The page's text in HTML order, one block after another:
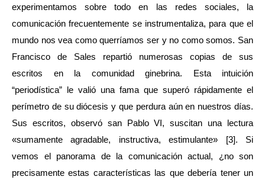
experimentamos sobre todo en las redes sociales, la
comunicación frecuentemente se instrumentaliza, para que el
mundo nos vea como querríamos ser y no como somos. San
Francisco de Sales repartió numerosas copias de sus
escritos en la comunidad ginebrina. Esta intuición
“periodística” le valió una fama que superó rápidamente el
perímetro de su diócesis y que perdura aún en nuestros días.
Sus escritos, observó san Pablo VI, suscitan una lectura
«sumamente agradable, instructiva, estimulante»
[3]. Si
vemos el panorama de la comunicación actual, ¿no son
precisamente estas características las que debería tener un